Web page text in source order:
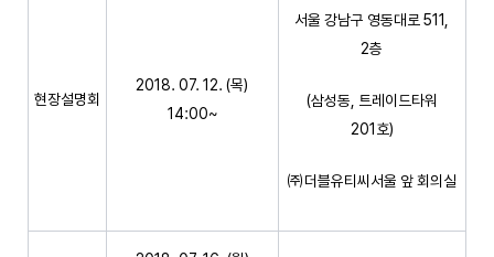
현장설명회
2018. 07. 12. (목)
14:00~
서울 강남구 영동대로 511,
2층
(삼성동, 트레이드타워
201호)
㈜더블유티씨서울 앞 회의실